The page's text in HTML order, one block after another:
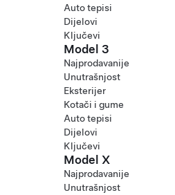
Auto tepisi
Dijelovi
Ključevi
Model 3
Najprodavanije
Unutrašnjost
Eksterijer
Kotači i gume
Auto tepisi
Dijelovi
Ključevi
Model X
Najprodavanije
Unutrašnjost